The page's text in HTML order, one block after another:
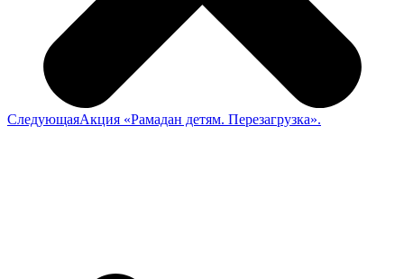
СледующаяАкция «Рамадан детям. Перезагрузка».